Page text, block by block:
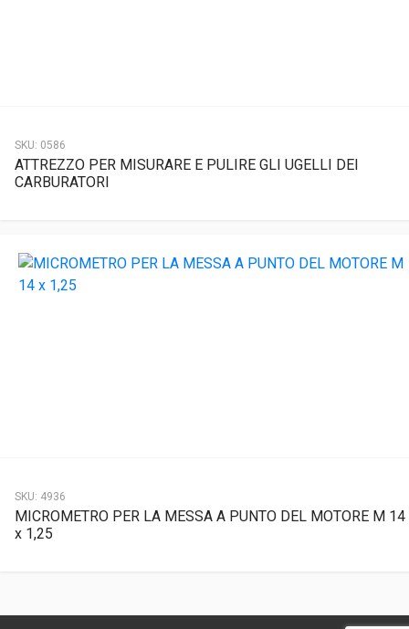
SKU: 0586
ATTREZZO PER MISURARE E PULIRE GLI UGELLI DEI
CARBURATORI
SKU: 4936
MICROMETRO PER LA MESSA A PUNTO DEL MOTORE M 14
x 1,25